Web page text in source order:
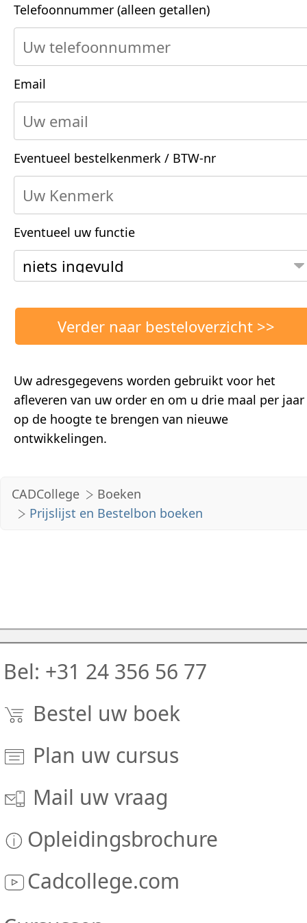
Telefoonnummer (alleen getallen)
Email
Eventueel bestelkenmerk / BTW-nr
Eventueel uw functie
Uw adresgegevens worden gebruikt voor het
afleveren van uw order en om u drie maal per jaar
op de hoogte te brengen van nieuwe
ontwikkelingen.
CADCollege
Boeken
Prijslijst en Bestelbon boeken
Bel: +31 24 356 56 77
Bestel uw boek
Plan uw cursus
Mail uw vraag
Opleidingsbrochure
Cadcollege.com